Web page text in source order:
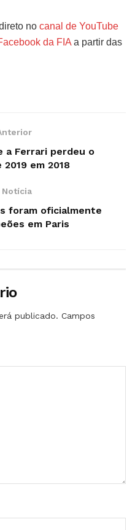
no canal de YouTube
da FIA a partir das
a Ferrari perdeu o
em 2018
Notícia
foram oficialmente
em Paris
publicado. Campos